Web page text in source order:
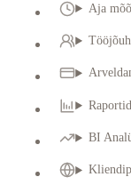
Aja
Raportid
BI